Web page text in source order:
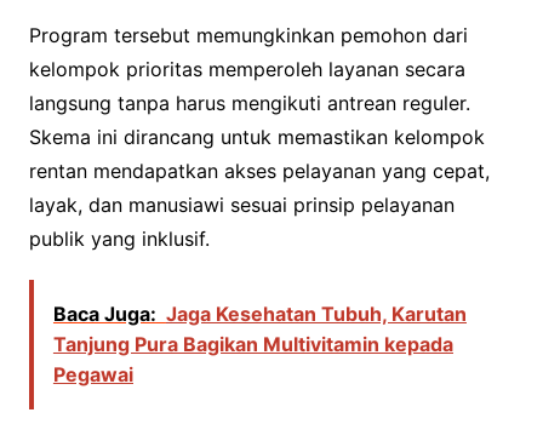
Program tersebut memungkinkan pemohon dari
kelompok prioritas memperoleh layanan secara
langsung tanpa harus mengikuti antrean reguler.
Skema ini dirancang untuk memastikan kelompok
rentan mendapatkan akses pelayanan yang cepat,
layak, dan manusiawi sesuai prinsip pelayanan
publik yang inklusif.
Baca Juga: Jaga Kesehatan Tubuh, Karutan
Tanjung Pura Bagikan Multivitamin kepada
Pegawai